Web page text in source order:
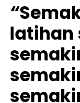
“
latihan